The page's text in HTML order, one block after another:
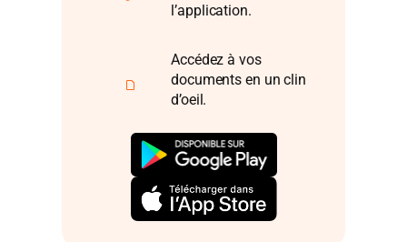
l’application.
Accédez à vos
documents en un clin
d’oeil.